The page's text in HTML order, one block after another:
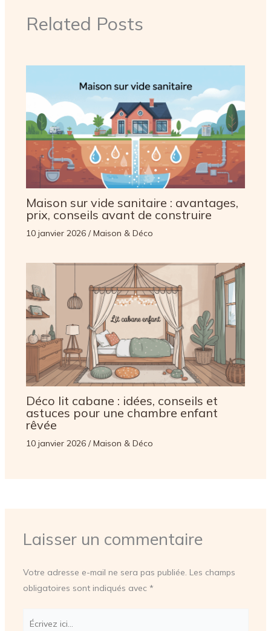
Related Posts
Maison sur vide sanitaire : avantages,
prix, conseils avant de construire
10 janvier 2026 /Maison & Déco
Déco lit cabane : idées, conseils et
astuces pour une chambre enfant
rêvée
10 janvier 2026 /Maison & Déco
Laisser un commentaire
Votre adresse e-mail ne sera pas publiée. Les champs
obligatoires sont indiqués avec *